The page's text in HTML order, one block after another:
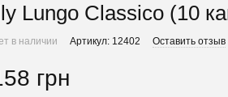
Lungo Classico (10
в наличии Артикул: 12402 Оставить отзыв
грн